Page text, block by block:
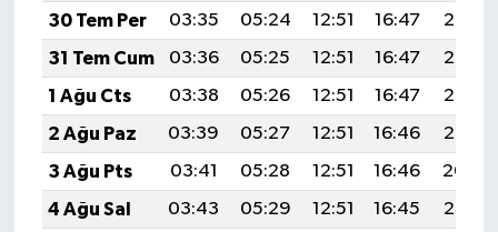
30 Tem Per
03:35 05:24 12:51 16:47
20:08
31 Tem Cum
03:36 05:25 12:51 16:47
20:07
1 Ağu Cts
03:38 05:26 12:51 16:47
20:06
2 Ağu Paz
03:39 05:27 12:51 16:46
20:05
3 Ağu Pts
03:41 05:28 12:51 16:46
20:04
4 Ağu Sal
03:43 05:29 12:51 16:45
20:03